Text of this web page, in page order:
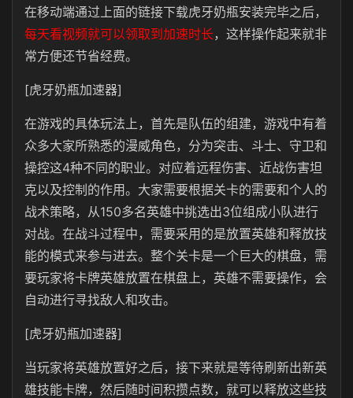
在移动端通过上面的链接下载虎牙奶瓶安装完毕之后，
每天看视频就可以领取到加速时长 ，这样操作起来就非
常方便还节省经费。
[虎牙奶瓶加速器]
在游戏的具体玩法上，首先是队伍的组建，游戏中有着
众多大家所熟悉的漫威角色，分为突击、斗士、守卫和
操控这4种不同的职业。对应着远程伤害、近战伤害坦
克以及控制的作用。大家需要根据关卡的需要和个人的
战术策略，从150多名英雄中挑选出3位组成小队进行
对战。在战斗过程中，需要采用的是放置英雄和释放技
能的模式来参与进去。整个关卡是一个巨大的棋盘，需
要玩家将卡牌英雄放置在棋盘上，英雄不需要操作，会
自动进行寻找敌人和攻击。
[虎牙奶瓶加速器]
当玩家将英雄放置好之后，接下来就是等待刷新出新英
雄技能卡牌，然后随时间积攒点数，就可以释放这些技